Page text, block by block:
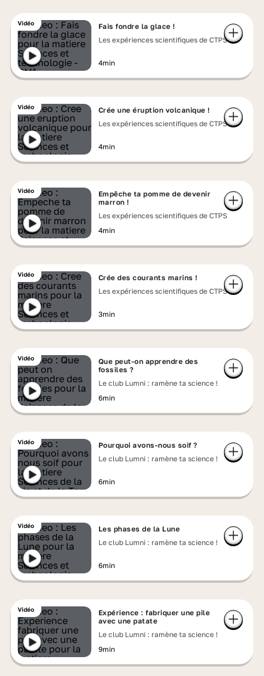
Vidéo
Fais fondre la glace !
Les expériences scientifiques de CTPS
4min
Vidéo
Crée une éruption volcanique !
Les expériences scientifiques de CTPS
4min
Vidéo
Empêche ta pomme de devenir
marron !
Les expériences scientifiques de CTPS
4min
Vidéo
Crée des courants marins !
Les expériences scientifiques de CTPS
3min
Vidéo
Que peut-on apprendre des
fossiles ?
Le club Lumni : ramène ta science !
6min
Vidéo
Pourquoi avons-nous soif ?
Le club Lumni : ramène ta science !
6min
Vidéo
Les phases de la Lune
Le club Lumni : ramène ta science !
6min
Vidéo
Expérience : fabriquer une pile
avec une patate
Le club Lumni : ramène ta science !
9min